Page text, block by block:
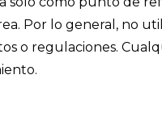
Por lo general, no
o regulaciones.